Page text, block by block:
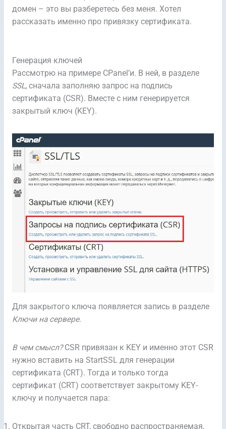
домен – это вы разберетесь без меня. Хотел
рассказать именно про привязку сертификата.
Генерация ключей
Рассмотрю на примере CPanel’и. В ней, в разделе
SSL, сначала заполняю запрос на подпись
сертификата (CSR). Вместе с ним генерируется
закрытый ключ (KEY).
Для закрытого ключа появляется запись в разделе
Ключи на сервере.
В чем смысл?CSR привязан к KEY и именно этот CSR
нужно вставить на StartSSL для генерации
сертификата (CRT). Тогда и только тогда
сертификат (CRT) соответствует закрытому KEY-
ключу и получается пара:
Открытая часть CRT, свободно распространяемая,